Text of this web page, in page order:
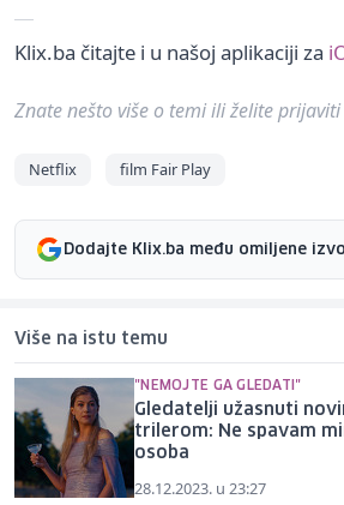
Klix.ba čitajte i u našoj aplikaciji za
Znate nešto više o temi ili želite
Netflix film Fair Play
Dodajte Klix.ba među omiljene
Više na istu temu
"NEMOJTE GA GLEDATI"
Gledatelji užasnuti
trilerom: Ne spavam
osoba
28.12.2023. u 23:27